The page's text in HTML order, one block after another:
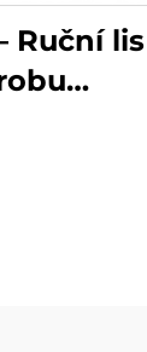
Ruční lis